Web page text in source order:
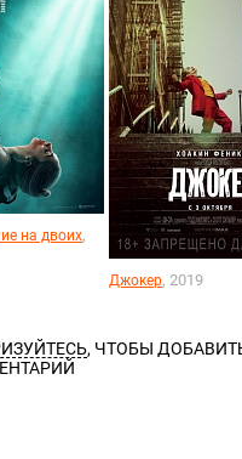
на двоих,
Джокер, 2019
, ЧТОБЫ